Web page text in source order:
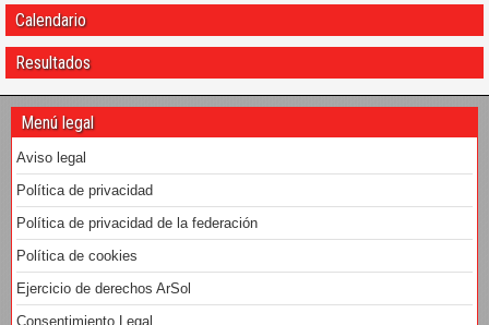
Calendario
Resultados
Menú legal
Aviso legal
Política de privacidad
Política de privacidad de la federación
Política de cookies
Ejercicio de derechos ArSol
Consentimiento Legal